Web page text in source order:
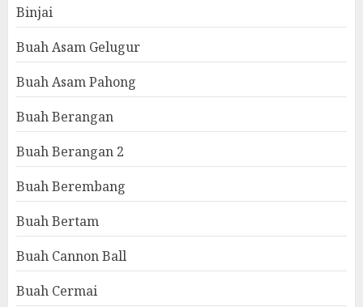
Binjai
Buah Asam Gelugur
Buah Asam Pahong
Buah Berangan
Buah Berangan 2
Buah Berembang
Buah Bertam
Buah Cannon Ball
Buah Cermai